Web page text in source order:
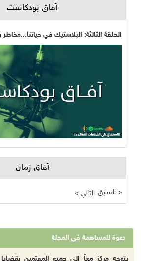
آفاق بودكاست
الحلقة الثالثة: البلاستيك في
آفاق زمان
< التالي السابق >
دعوة للمساهمة في المجلة
يتوجه مركز معاً إلى جميع المهتمين بقضايا